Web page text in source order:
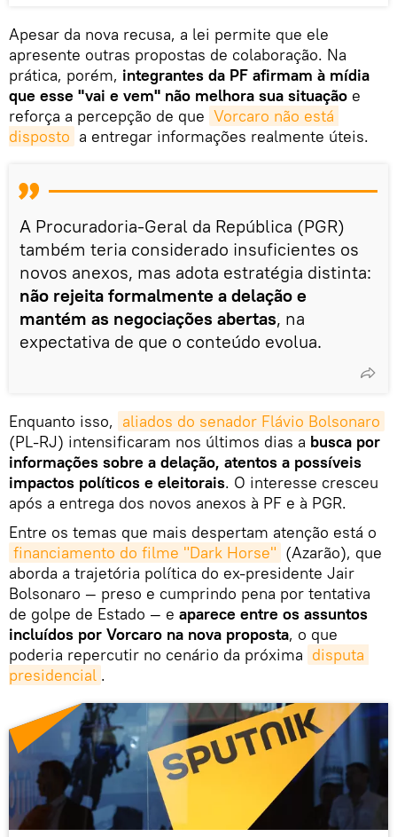
Apesar da nova recusa, a lei permite que ele
apresente outras propostas de colaboração. Na
prática, porém, integrantes da PF afirmam à mídia
que esse "vai e vem" não melhora sua situação e
reforça a percepção de que Vorcaro não está
disposto a entregar informações realmente úteis.
A Procuradoria-Geral da República (PGR)
também teria considerado insuficientes os
novos anexos, mas adota estratégia distinta:
não rejeita formalmente a delação e
mantém as negociações abertas, na
expectativa de que o conteúdo evolua.
Enquanto isso, aliados do senador Flávio Bolsonaro
(PL-RJ) intensificaram nos últimos dias a busca por
informações sobre a delação, atentos a possíveis
impactos políticos e eleitorais. O interesse cresceu
após a entrega dos novos anexos à PF e à PGR.
Entre os temas que mais despertam atenção está o
financiamento do filme "Dark Horse" (Azarão), que
aborda a trajetória política do ex-presidente Jair
Bolsonaro — preso e cumprindo pena por tentativa
de golpe de Estado — e aparece entre os assuntos
incluídos por Vorcaro na nova proposta, o que
poderia repercutir no cenário da próxima disputa
presidencial .